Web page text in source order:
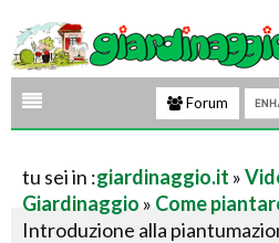
Forum
tu sei in :giardinaggio.it »
Giardinaggio » Come
Introduzione alla